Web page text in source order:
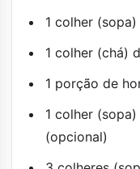
1 colher
1 colher (chá)
1 porção de
1 colher
(opcional)